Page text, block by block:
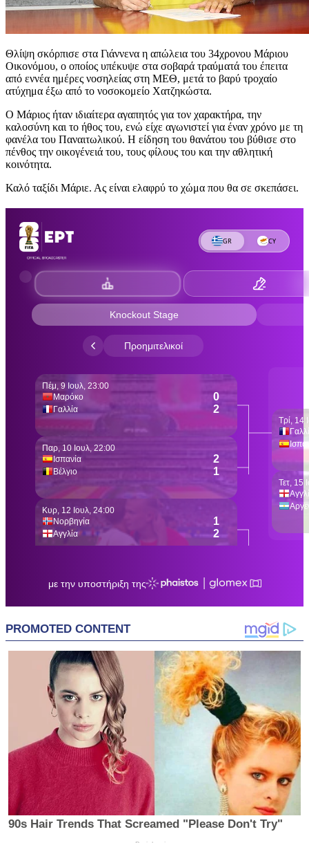
Θλίψη σκόρπισε στα Γιάννενα η απώλεια του 34χρονου Μάριου
Οικονόμου, ο οποίος υπέκυψε στα σοβαρά τραύματά του έπειτα
από εννέα ημέρες νοσηλείας στη ΜΕΘ, μετά το βαρύ τροχαίο
ατύχημα έξω από το νοσοκομείο Χατζηκώστα.
Ο Μάριος ήταν ιδιαίτερα αγαπητός για τον χαρακτήρα, την
καλοσύνη και το ήθος του, ενώ είχε αγωνιστεί για έναν χρόνο με τη
φανέλα του Παναιτωλικού. Η είδηση του θανάτου του βύθισε στο
πένθος την οικογένειά του, τους φίλους του και την αθλητική
κοινότητα.
Καλό ταξίδι Μάριε. Ας είναι ελαφρύ το χώμα που θα σε σκεπάσει.